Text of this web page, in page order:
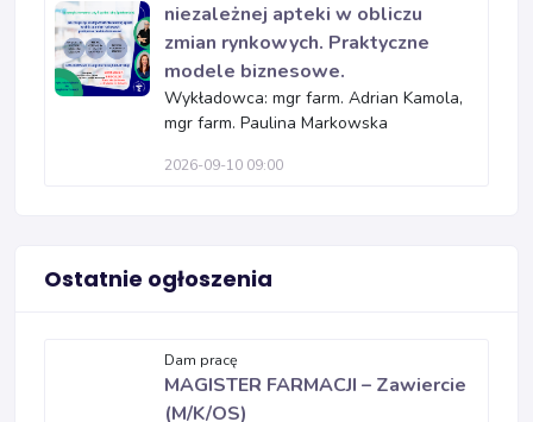
niezależnej apteki w obliczu
zmian rynkowych. Praktyczne
modele biznesowe.
Wykładowca: mgr farm. Adrian Kamola,
mgr farm. Paulina Markowska
2026-09-10 09:00
Ostatnie ogłoszenia
Dam pracę
MAGISTER FARMACJI – Zawiercie
(M/K/OS)